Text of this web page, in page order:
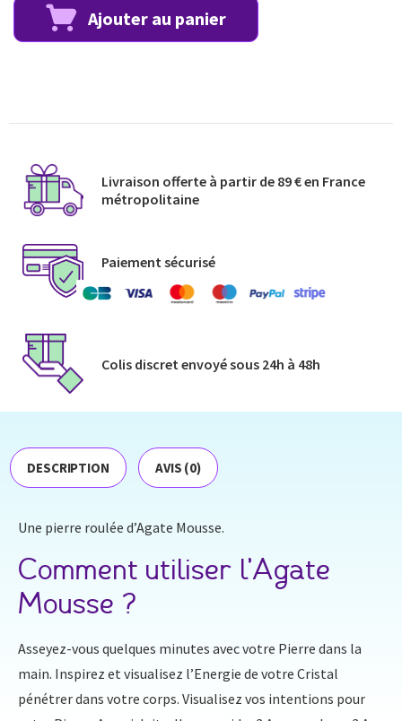
Ajouter au panier
Livraison offerte à partir de 89 € en France
métropolitaine​
Paiement sécurisé
Colis discret envoyé​ sous 24h à 48h​
DESCRIPTION AVIS (0)
Une pierre roulée d’Agate Mousse.
Comment utiliser l’Agate
Mousse ?
Asseyez-vous quelques minutes avec votre Pierre dans la
main. Inspirez et visualisez l’Energie de votre Cristal
pénétrer dans votre corps. Visualisez vos intentions pour